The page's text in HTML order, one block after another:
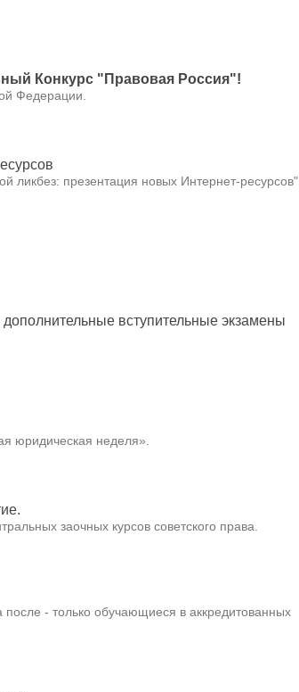
Конкурс "Правовая Россия"!
Федерации.
ликбез: презентация новых Интернет-ресурсов".
вступительные экзамены
юридическая неделя».
заочных курсов советского права.
после - только обучающиеся в аккредитованных